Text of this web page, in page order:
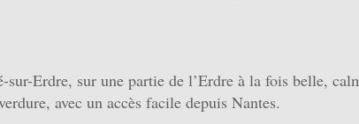
sur-Erdre, sur une partie de l’Erdre à la fois belle,
avec un accès facile depuis Nantes.